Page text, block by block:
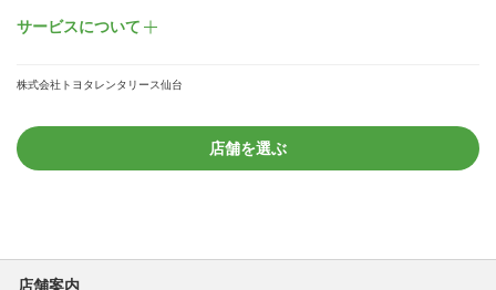
サービスについて
株式会社トヨタレンタリース仙台
店舗を選ぶ
店舗案内